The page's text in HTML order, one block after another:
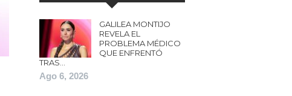
GALILEA MONTIJO
REVELA EL
PROBLEMA MÉDICO
QUE ENFRENTÓ
TRAS…
Ago 6, 2026